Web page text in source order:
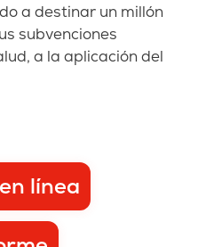
a destinar un millón
subvenciones
a la aplicación del
línea